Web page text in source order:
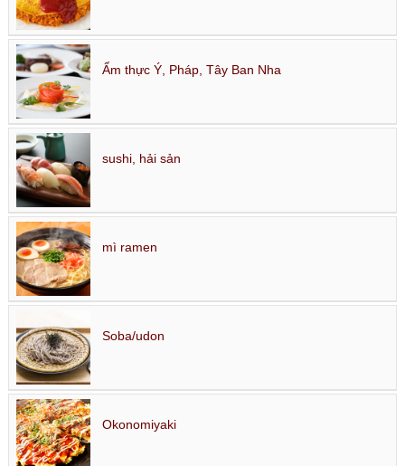
Ẩm thực Ý, Pháp, Tây Ban Nha
sushi, hải sản
mì ramen
Soba/udon
Okonomiyaki